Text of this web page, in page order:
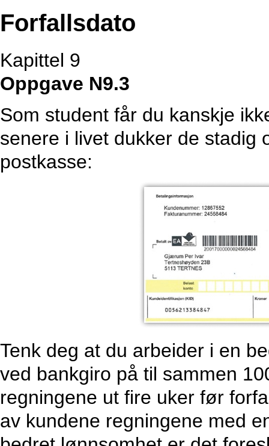
Forfallsdato
Kapittel 9
Oppgave N9.3
Som student får du kanskje
senere i livet dukker de stadig
postkasse:
Tenk deg at du arbeider i en
ved bankgiro på til sammen
regningene ut fire uker før
av kundene regningene med